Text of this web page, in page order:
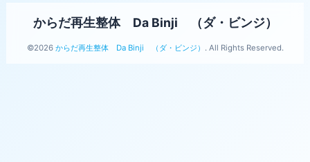
からだ再生整体 Da Binji （ダ・ビンジ）
©2026 からだ再生整体 Da Binji （ダ・ビンジ） . All Rights Reserved.